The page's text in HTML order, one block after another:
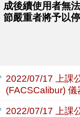
成後續使用者無
節嚴重者將予以
2022/07/17
上
(FACSCalibur)
2022/07/17
上